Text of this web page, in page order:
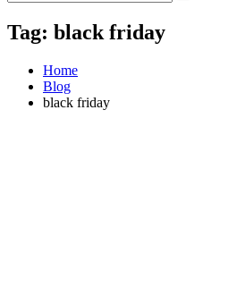
Tag: black friday
Home
Blog
black friday